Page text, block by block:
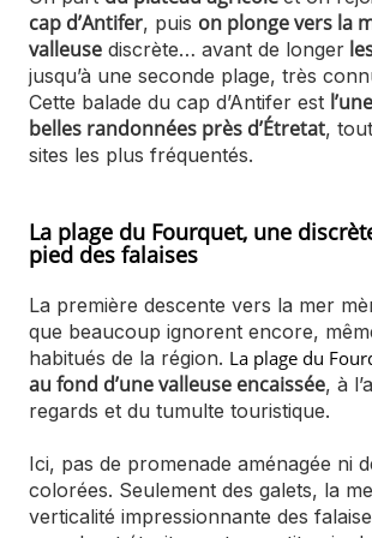
cap d’Antifer, puis on plonge vers la
valleuse discrète… avant de longer
jusqu’à une seconde plage, très
Cette balade du cap d’Antifer est
belles randonnées près d’Étretat,
sites les plus fréquentés.
La plage du Fourquet, une
pied des falaises
La première descente vers la mer
que beaucoup ignorent encore,
habitués de la région. La plage du
au fond d’une valleuse encaissée, à
regards et du tumulte touristique.
Ici, pas de promenade aménagée ni
colorées. Seulement des galets, la
verticalité impressionnante des